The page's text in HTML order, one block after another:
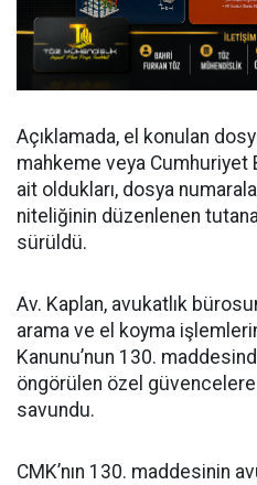
Açıklamada, el konulan
mahkeme veya Cumhuriyet
ait oldukları, dosya
niteliğinin düzenlenen
sürüldü.
Av. Kaplan, avukatlık
arama ve el koyma
Kanunu’nun 130.
öngörülen özel
savundu.
CMK’nın 130. maddesinin